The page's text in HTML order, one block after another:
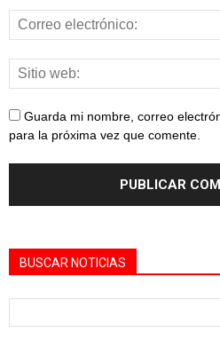
Guarda mi nombre, correo
para la próxima vez que comente.
BUSCAR NOTICIAS